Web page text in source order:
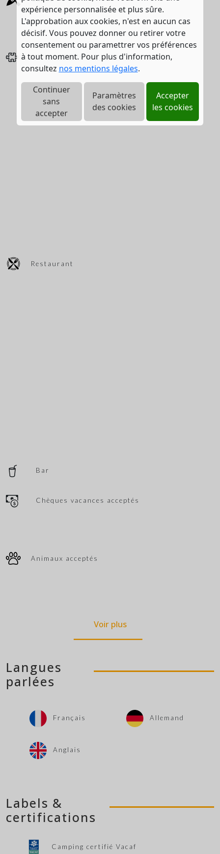
expérience personnalisée et plus sûre.
L'approbation aux cookies, n'est en aucun cas
décisif. Vous pouvez donner ou retirer votre
consentement ou paramettrer vos préférences
à tout moment. Pour plus d'information,
consultez nos mentions légales.
Continuer
sans
accepter
Paramètres
des cookies
Accepter
les cookies
Jeux enfants
Restaurant
Bar
Chèques vacances acceptés
Animaux acceptés
Voir plus
Langues
parlées
Français Allemand
Anglais
Labels &
certifications
Camping certifié Vacaf